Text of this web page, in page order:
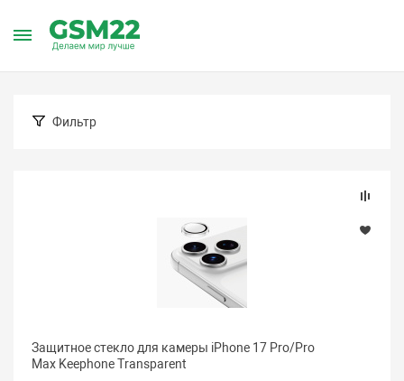
Главная Каталог товаров
Фильтр
Защитное стекло для камеры iPhone 17 Pro/Pro
Max Keephone Transparent